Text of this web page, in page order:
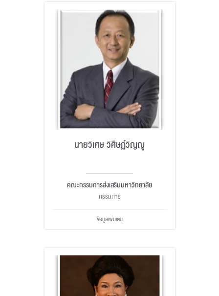
นายวิเศษ วิศิษฏ์วิญญู
คณะกรรมการส่งเสริมมหาวิทยาลัย
กรรมการ
ข้อมูลเพิ่มเติม